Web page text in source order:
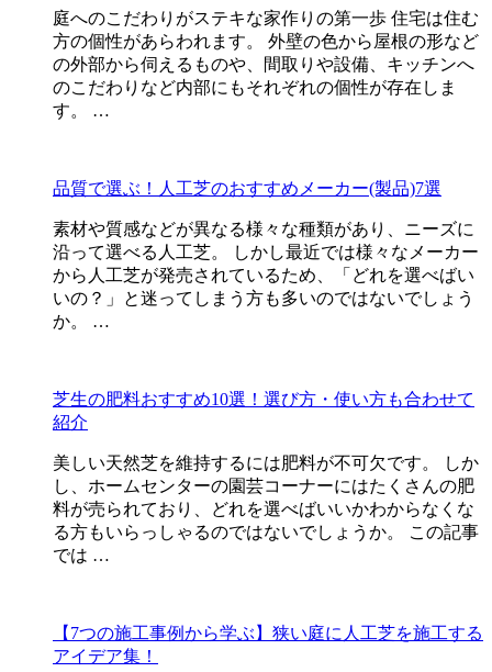
庭へのこだわりがステキな家作りの第一歩 住宅は住む
方の個性があらわれます。 外壁の色から屋根の形など
の外部から伺えるものや、間取りや設備、キッチンへ
のこだわりなど内部にもそれぞれの個性が存在しま
す。 …
品質で選ぶ！人工芝のおすすめメーカー(製品)7選
素材や質感などが異なる様々な種類があり、ニーズに
沿って選べる人工芝。 しかし最近では様々なメーカー
から人工芝が発売されているため、「どれを選べばい
いの？」と迷ってしまう方も多いのではないでしょう
か。 …
芝生の肥料おすすめ10選！選び方・使い方も合わせて
紹介
美しい天然芝を維持するには肥料が不可欠です。 しか
し、ホームセンターの園芸コーナーにはたくさんの肥
料が売られており、どれを選べばいいかわからなくな
る方もいらっしゃるのではないでしょうか。 この記事
では …
【7つの施工事例から学ぶ】狭い庭に人工芝を施工する
アイデア集！